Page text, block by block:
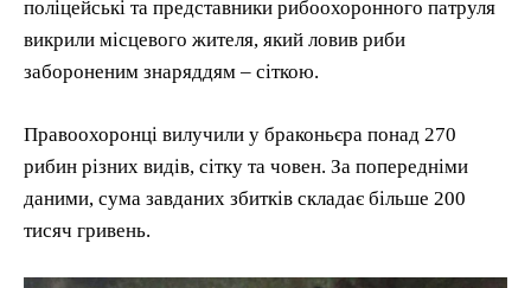
поліцейські та представники рибоохоронного патруля
викрили місцевого жителя, який ловив риби
забороненим знаряддям – сіткою.
Правоохоронці вилучили у браконьєра понад 270
рибин різних видів, сітку та човен. За попередніми
даними, сума завданих збитків складає більше 200
тисяч гривень.